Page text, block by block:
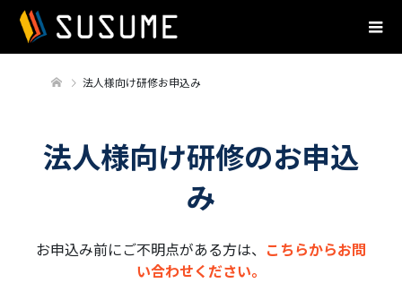
法人様向け研修お申込み
法人様向け研修のお申込
み
お申込み前にご不明点がある方は、 こちらからお問
い合わせください。